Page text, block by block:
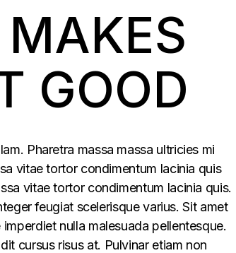
GOOD
Pharetra massa massa ultricies mi
vitae tortor condimentum lacinia quis
vitae tortor condimentum lacinia quis.
feugiat scelerisque varius. Sit amet
nulla malesuada pellentesque.
cursus risus at. Pulvinar etiam non